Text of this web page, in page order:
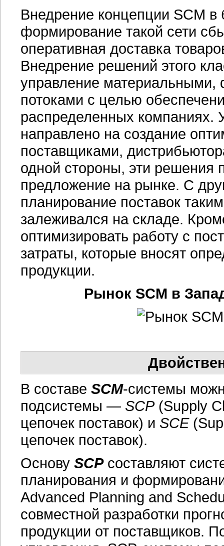
Внедрение концепции SCM в
формирование такой сети
оперативная доставка
Внедрение решений этого
управление
потоками с целью
распределенных компаниях.
направлено на создание
поставщиками,
одной стороны, эти решения
предложение на рынке. С
планирование поставок
залеживался на складе.
оптимизировать работу с
затраты, которые вносят
продукции.
Рынок SCM в
В составе SCM-системы
подсистемы — SCP(Supply
цепочек поставок) и SCE
цепочек поставок).
Основу SCPсоставляют
планирования и
Advanced Planning and
совместной разработки
продукции от поставщиков.